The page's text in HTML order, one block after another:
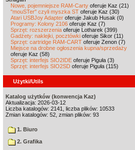
Nowe, pojemniejsze RAM-Carty oferuje Kaz (21)
"mouSTer" czyli myszka ST oferuje Kaz (30)
Atari USBJoy Adapter oferuje Jakub Husak (0)
Programy: Kolony 2106 oferuje Kaz (7)
Sprzęt: rozszerzenia oferuje Lotharek (399)
Gadżety: naklejki, pocztówki oferuje Sikor (11)
Sprzęt: cartridge RAM-CART oferuje Zenon (7)
Miejsce na drobne ogłoszenia kupna/sprzedaży
oferuje Kaz (58)
Sprzęt: interfejs SIO2IDE oferuje Piguła (3)
Sprzęt: interfejs SIO2SD oferuje Piguła (115)
Użytki/Utils
Katalog użytków (konwencja Kaz)
Aktualizacja: 2026-03-12
Liczba katalogów: 2141, liczba plików: 10533
Zmian katalogów: 52, zmian plików: 93
1. Biuro
2. Grafika